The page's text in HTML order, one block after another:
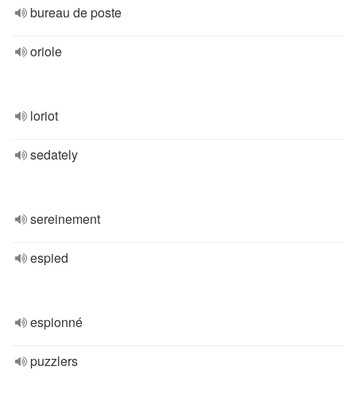
bureau de poste
oriole
loriot
sedately
sereinement
espied
espionné
puzzlers